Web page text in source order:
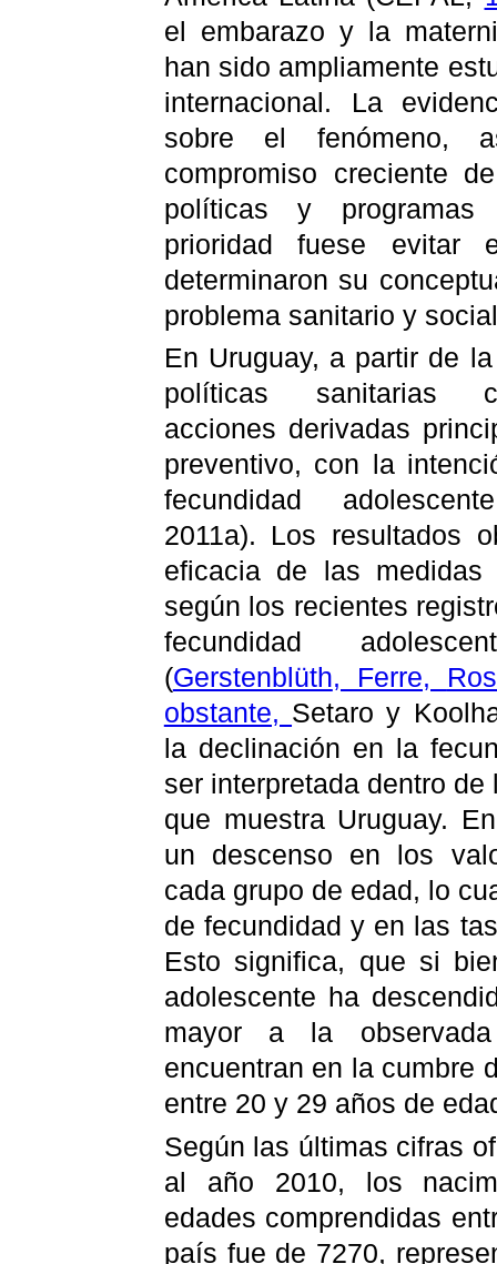
el embarazo y la
han sido ampliamente
internacional. La
sobre el fenómeno,
compromiso creciente
políticas y
prioridad fuese evitar
determinaron su
problema sanitario y
En Uruguay, a partir de
políticas sanitarias
acciones derivadas
preventivo, con la
fecundidad
2011a). Los resultados
eficacia de las medidas
según los recientes
fecundidad
(Gerstenblüth, Ferre,
obstante, Setaro y
la declinación en la
ser interpretada dentro
que muestra Uruguay.
un descenso en los
cada grupo de edad, lo
de fecundidad y en las
Esto significa, que si
adolescente ha
mayor a la
encuentran en la cumbre
entre 20 y 29 años de
Según las últimas cifras
al año 2010, los
edades comprendidas
país fue de 7270,